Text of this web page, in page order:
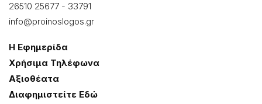
26510 25677 - 33791
info@proinoslogos.gr
Η Εφημερίδα
Χρήσɩμα Τηλέφωνα
Αξɩοθέατα
Δɩαφημɩστείτε Εδώ